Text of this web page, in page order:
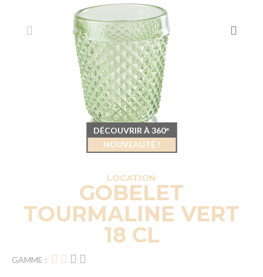
LOCATION
GOBELET
TOURMALINE VERT
18 CL
GAMME :
DÉCOUVRIR À 360°
NOUVEAUTÉ !